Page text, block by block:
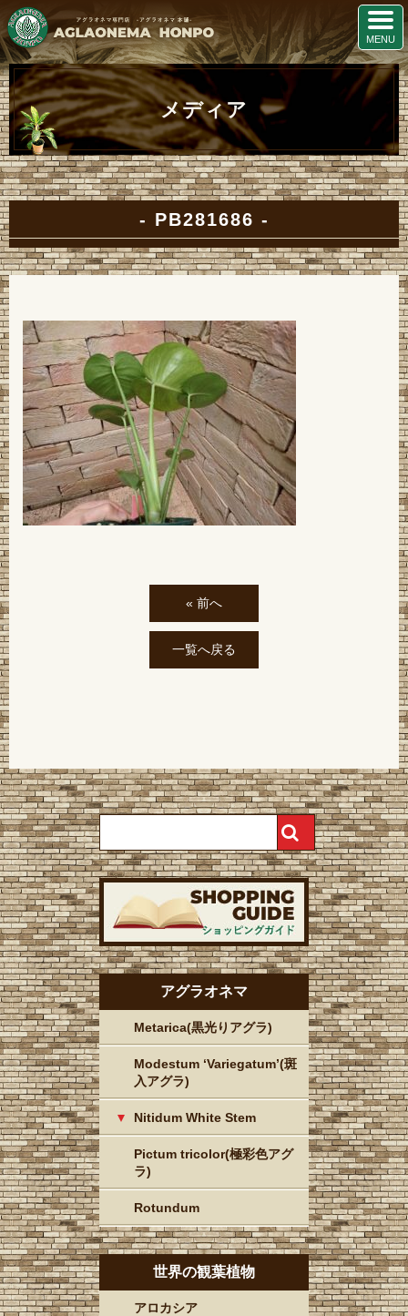
メディア
PB281686
« 前へ
一覧へ戻る
アグラオネマ
Metarica(黒光りアグラ)
Modestum ‘Variegatum’(斑
入アグラ)
Nitidum White Stem
Pictum tricolor(極彩色アグ
ラ)
Rotundum
世界の観葉植物
アロカシア